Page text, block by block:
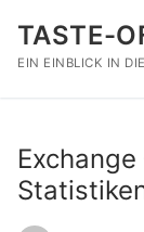
Inhalt
springen
TASTE-
EIN EINBLICK IN